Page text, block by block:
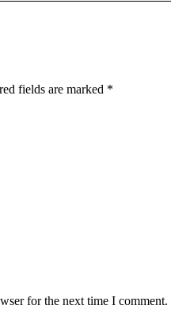
fields are marked *
for the next time I comment.